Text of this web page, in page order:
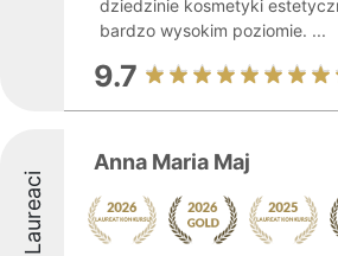
dziedzinie kosmetyki
bardzo wysokim poziomie. ...
9.7
Laureaci
Anna Maria Maj